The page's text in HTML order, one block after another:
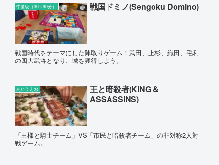
中量級（30～90分） 戦国ドミノ(Sengoku Domino)
戦国時代をテーマにした陣取りゲーム！武田、上杉、織田、毛利
の四大武将となり、城を獲得しよう。
あいうえお
王と暗殺者(KING &
ASSASSINS)
「王様と騎士チーム」VS「市民と暗殺者チーム」の非対称2人対
戦ゲーム。